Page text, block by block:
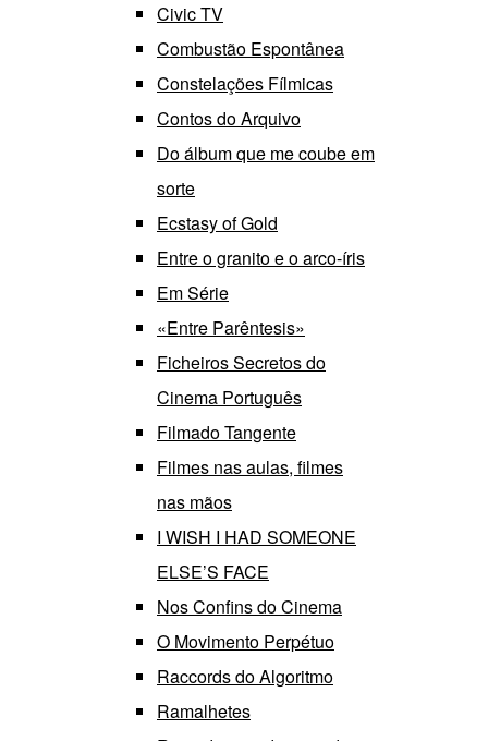
Civic TV
Combustão Espontânea
Constelações Fílmicas
Contos do Arquivo
Do álbum que me coube em
sorte
Ecstasy of Gold
Entre o granito e o arco-íris
Em Série
«Entre Parêntesis»
Ficheiros Secretos do
Cinema Português
Filmado Tangente
Filmes nas aulas, filmes
nas mãos
I WISH I HAD SOMEONE
ELSE’S FACE
Nos Confins do Cinema
O Movimento Perpétuo
Raccords do Algoritmo
Ramalhetes